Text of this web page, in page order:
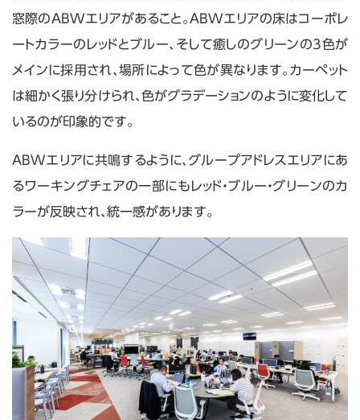
窓際のABWエリアがあること。ABWエリアの床はコーポレ
ートカラーのレッドとブルー、そして癒しのグリーンの3色が
メインに採用され、場所によって色が異なります。カーペット
は細かく張り分けられ、色がグラデーションのように変化して
いるのが印象的です。
ABWエリアに共鳴するように、グループアドレスエリアにあ
るワーキングチェアの一部にもレッド・ブルー・グリーンのカ
ラーが反映され、統一感があります。